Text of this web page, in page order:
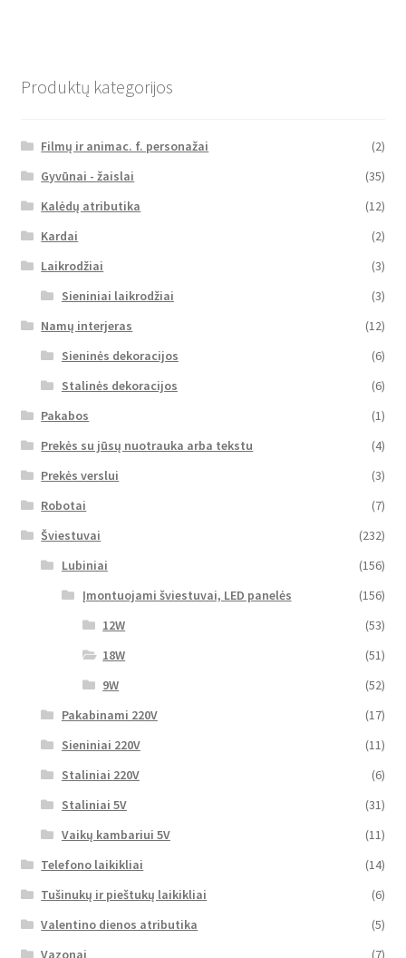
Produktų kategorijos
Filmų ir animac. f. personažai
(2)
Gyvūnai - žaislai
(35)
Kalėdų atributika
(12)
Kardai
(2)
Laikrodžiai
(3)
Sieniniai laikrodžiai
(3)
Namų interjeras
(12)
Sieninės dekoracijos
(6)
Stalinės dekoracijos
(6)
Pakabos
(1)
Prekės su jūsų nuotrauka arba tekstu
(4)
Prekės verslui
(3)
Robotai
(7)
Šviestuvai
(232)
Lubiniai
(156)
Įmontuojami šviestuvai, LED panelės
(156)
12W
(53)
18W
(51)
9W
(52)
Pakabinami 220V
(17)
Sieniniai 220V
(11)
Staliniai 220V
(6)
Staliniai 5V
(31)
Vaikų kambariui 5V
(11)
Telefono laikikliai
(14)
Tušinukų ir pieštukų laikikliai
(6)
Valentino dienos atributika
(5)
Vazonai
(7)